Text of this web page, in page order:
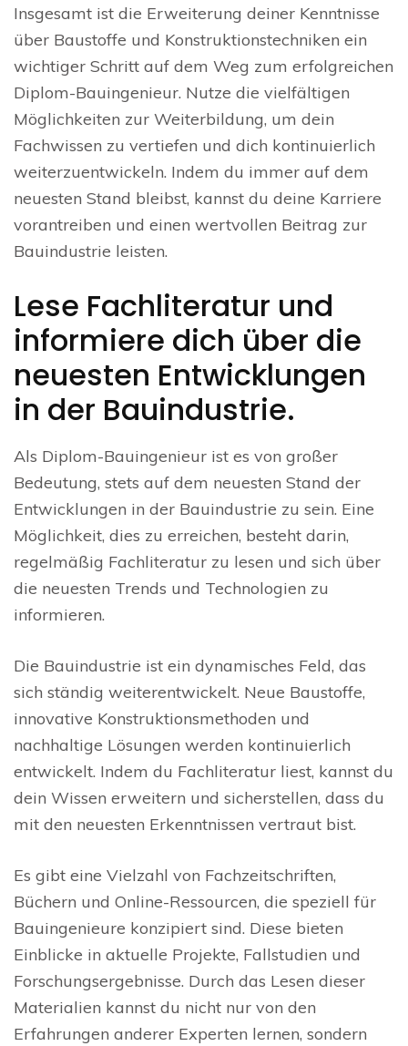
Insgesamt ist die Erweiterung deiner Kenntnisse
über Baustoffe und Konstruktionstechniken ein
wichtiger Schritt auf dem Weg zum erfolgreichen
Diplom-Bauingenieur. Nutze die vielfältigen
Möglichkeiten zur Weiterbildung, um dein
Fachwissen zu vertiefen und dich kontinuierlich
weiterzuentwickeln. Indem du immer auf dem
neuesten Stand bleibst, kannst du deine Karriere
vorantreiben und einen wertvollen Beitrag zur
Bauindustrie leisten.
Lese Fachliteratur und
informiere dich über die
neuesten Entwicklungen
in der Bauindustrie.
Als Diplom-Bauingenieur ist es von großer
Bedeutung, stets auf dem neuesten Stand der
Entwicklungen in der Bauindustrie zu sein. Eine
Möglichkeit, dies zu erreichen, besteht darin,
regelmäßig Fachliteratur zu lesen und sich über
die neuesten Trends und Technologien zu
informieren.
Die Bauindustrie ist ein dynamisches Feld, das
sich ständig weiterentwickelt. Neue Baustoffe,
innovative Konstruktionsmethoden und
nachhaltige Lösungen werden kontinuierlich
entwickelt. Indem du Fachliteratur liest, kannst du
dein Wissen erweitern und sicherstellen, dass du
mit den neuesten Erkenntnissen vertraut bist.
Es gibt eine Vielzahl von Fachzeitschriften,
Büchern und Online-Ressourcen, die speziell für
Bauingenieure konzipiert sind. Diese bieten
Einblicke in aktuelle Projekte, Fallstudien und
Forschungsergebnisse. Durch das Lesen dieser
Materialien kannst du nicht nur von den
Erfahrungen anderer Experten lernen, sondern